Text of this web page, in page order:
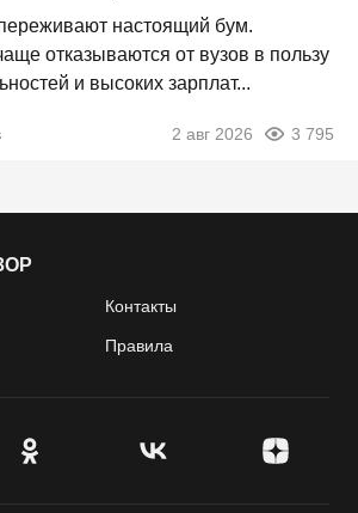
настоящий бум.
отказываются от вузов в пользу
и высоких зарплат...
2 авг 2026 3 795
Контакты
Правила